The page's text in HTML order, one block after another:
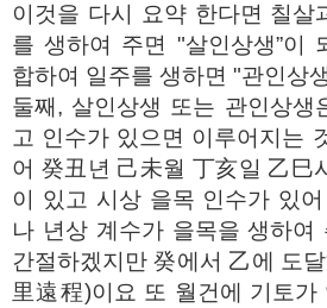
이것을 다시 요약 한다면 칠살
를 생하여 주면 "살인상생”이
합하여 일주를 생하면 "관인상
둘째, 살인상생 또는 관인상생
고 인수가 있으면 이루어지는
어 癸丑년 己未월 丁亥일 乙巳
이 있고 시상 을목 인수가 있어
나 년상 계수가 을목을 생하여
간절하겠지만 癸에서 乙에 도
里遠程)이요 또 월건에 기토가